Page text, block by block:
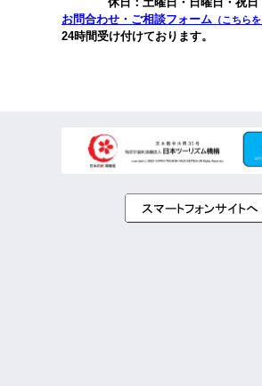
お問合わせ・ご相談フォーム （こちら
24時間受け付けております。